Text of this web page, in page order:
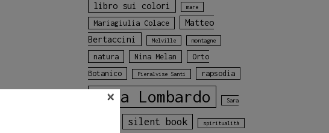
libro sui colori mare
Mariagiulia Colace
Matteo
Bertaccini
Melville montagne
natura Nina Melan
Orto
Botanico
Pieralvise Santi rapsodia
Rosa Lombardo Sara
silent book spiritualità
×